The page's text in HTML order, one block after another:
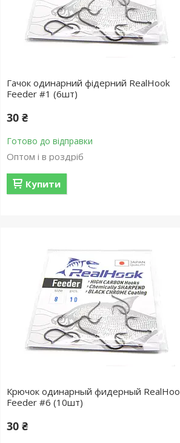
Гачок одинарний фідерний RealHook
Feeder #1 (6шт)
30 ₴
Готово до відправки
Оптом і в роздріб
Купити
Крючок одинарный фидерный
Feeder #6 (10шт)
30 ₴